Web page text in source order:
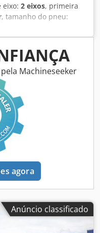
eixo: 2 eixos, primeira
, tamanho do pneu:
Medida dos pneus:
pneumática Tração:
em vazio: 7.120 kg
kg
Machineseeker
agora
Anúncio classificado